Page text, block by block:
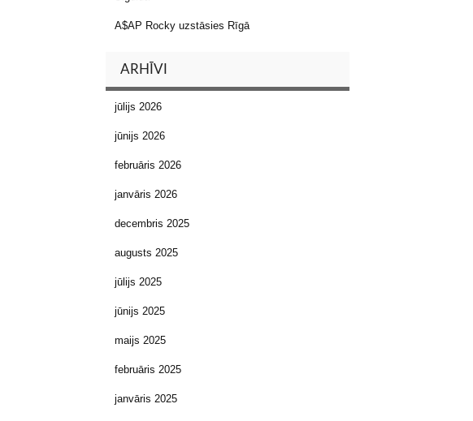
A$AP Rocky uzstāsies Rīgā
ARHĪVI
jūlijs 2026
jūnijs 2026
februāris 2026
janvāris 2026
decembris 2025
augusts 2025
jūlijs 2025
jūnijs 2025
maijs 2025
februāris 2025
janvāris 2025